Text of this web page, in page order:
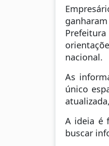
nacional.
As
único
A ideia é
buscar